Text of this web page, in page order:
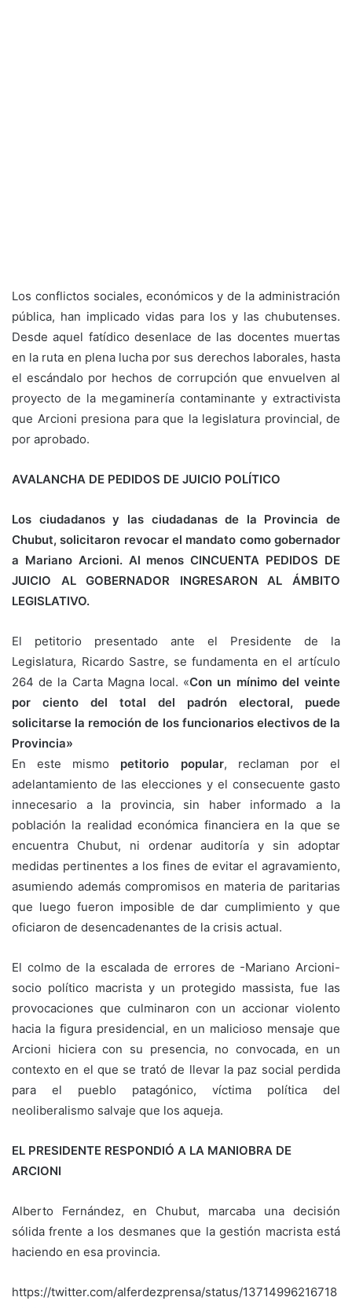
Los conflictos sociales, económicos y de la administración
pública, han implicado vidas para los y las chubutenses.
Desde aquel fatídico desenlace de las docentes muertas
en la ruta en plena lucha por sus derechos laborales, hasta
el escándalo por hechos de corrupción que envuelven al
proyecto de la megaminería contaminante y extractivista
que Arcioni presiona para que la legislatura provincial, de
por aprobado.
AVALANCHA DE PEDIDOS DE JUICIO POLÍTICO
Los ciudadanos y las ciudadanas de la Provincia de
Chubut, solicitaron revocar el mandato como gobernador
a Mariano Arcioni. Al menos CINCUENTA PEDIDOS DE
JUICIO AL GOBERNADOR INGRESARON AL ÁMBITO
LEGISLATIVO.
El petitorio presentado ante el Presidente de la
Legislatura, Ricardo Sastre, se fundamenta en el artículo
264 de la Carta Magna local. «Con un mínimo del veinte
por ciento del total del padrón electoral, puede
solicitarse la remoción de los funcionarios electivos de la
Provincia»
En este mismo petitorio popular, reclaman por el
adelantamiento de las elecciones y el consecuente gasto
innecesario a la provincia, sin haber informado a la
población la realidad económica financiera en la que se
encuentra Chubut, ni ordenar auditoría y sin adoptar
medidas pertinentes a los fines de evitar el agravamiento,
asumiendo además compromisos en materia de paritarias
que luego fueron imposible de dar cumplimiento y que
oficiaron de desencadenantes de la crisis actual.
El colmo de la escalada de errores de -Mariano Arcioni-
socio político macrista y un protegido massista, fue las
provocaciones que culminaron con un accionar violento
hacia la figura presidencial, en un malicioso mensaje que
Arcioni hiciera con su presencia, no convocada, en un
contexto en el que se trató de llevar la paz social perdida
para el pueblo patagónico, víctima política del
neoliberalismo salvaje que los aqueja.
EL PRESIDENTE RESPONDIÓ A LA MANIOBRA DE
ARCIONI
Alberto Fernández, en Chubut, marcaba una decisión
sólida frente a los desmanes que la gestión macrista está
haciendo en esa provincia.
https://twitter.com/alferdezprensa/status/13714996216718